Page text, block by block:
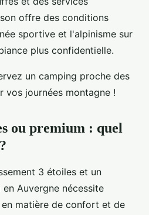
offre des conditions
sportive et l'alpinisme sur
plus confidentielle.
un camping proche des
vos journées montagne !
ou premium : quel
3 étoiles et un
Auvergne nécessite
matière de confort et de